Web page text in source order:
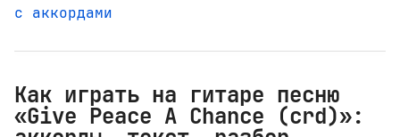
с аккордами
Как играть на гитаре песню
«Give Peace A Chance (crd)»: